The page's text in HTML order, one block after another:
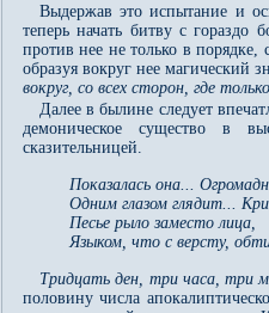
Выдержав это испытание и
теперь начать битву с
против нее не только в
образуя вокруг нее магический
вокруг, со всех сторон, где
Далее в былине следует
демоническое существо в
сказительницей.
Показалась она...
Одним глазом глядит...
Песье рыло заместо лица,
Языком, что с версту,
Тридцать ден, три часа, три
половину числа